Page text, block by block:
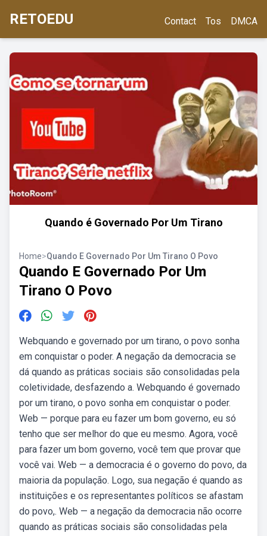
RETOEDU Contact Tos DMCA
Quando é Governado Por Um Tirano
Home>Quando E Governado Por Um Tirano O Povo
Quando E Governado Por Um
Tirano O Povo
Webquando e governado por um tirano, o povo sonha
em conquistar o poder. A negação da democracia se
dá quando as práticas sociais são consolidadas pela
coletividade, desfazendo a. Webquando é governado
por um tirano, o povo sonha em conquistar o poder.
Web — porque para eu fazer um bom governo, eu só
tenho que ser melhor do que eu mesmo. Agora, você
para fazer um bom governo, você tem que provar que
você vai. Web — a democracia é o governo do povo, da
maioria da população. Logo, sua negação é quando as
instituições e os representantes políticos se afastam
do povo,. Web — a negação da democracia não ocorre
quando as práticas sociais são consolidadas pela